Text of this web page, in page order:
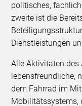
politisches,
zweite ist die
Dienstleistungen
Alle Aktivitäten des
lebensfreundliche,
dem Fahrrad im
Mobilitätssystems,